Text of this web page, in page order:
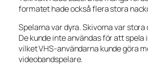
formatet hade också flera stora
Spelarna var dyra. Skivorna var
De kunde inte användas för att spela
vilket VHS-användarna kunde göra
videobandspelare.